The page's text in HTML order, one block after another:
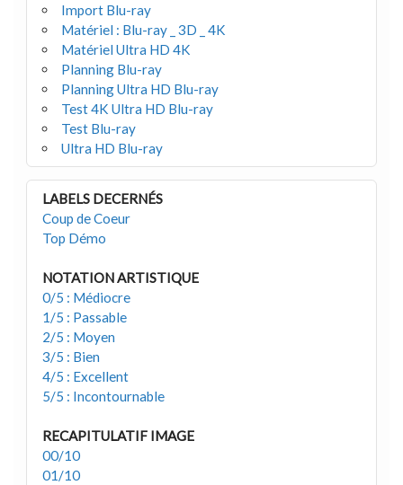
Import Blu-ray
Matériel : Blu-ray _ 3D _ 4K
Matériel Ultra HD 4K
Planning Blu-ray
Planning Ultra HD Blu-ray
Test 4K Ultra HD Blu-ray
Test Blu-ray
Ultra HD Blu-ray
LABELS DECERNÉS
Coup de Coeur
Top Démo
NOTATION ARTISTIQUE
0/5 : Médiocre
1/5 : Passable
2/5 : Moyen
3/5 : Bien
4/5 : Excellent
5/5 : Incontournable
RECAPITULATIF IMAGE
00/10
01/10